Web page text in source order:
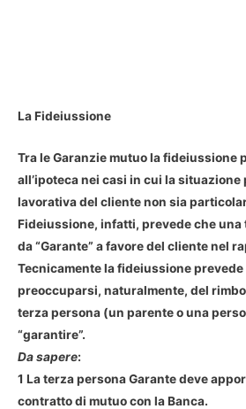
La Fideiussione
Tra le Garanzie mutuo la fideiussione
all’ipoteca nei casi in cui la situazione
lavorativa del cliente non sia
Fideiussione, infatti, prevede che una
da “Garante” a favore del cliente nel
Tecnicamente la fideiussione
preoccuparsi, naturalmente, del
terza persona (un parente o una
“garantire”.
Da sapere:
1 La terza persona Garante deve
contratto di mutuo con la Banca.